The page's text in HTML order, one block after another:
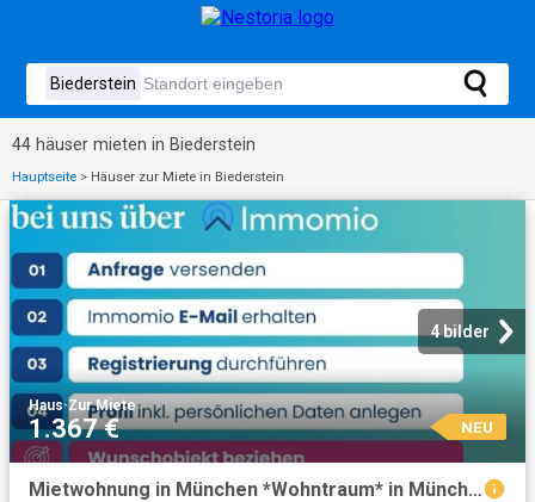
44 häuser mieten in Biederstein
Hauptseite > Häuser zur Miete in Biederstein
4 bilder
Haus·Zur Miete
1.367 € NEU
Mietwohnung in München *Wohntraum* in München Schwabing